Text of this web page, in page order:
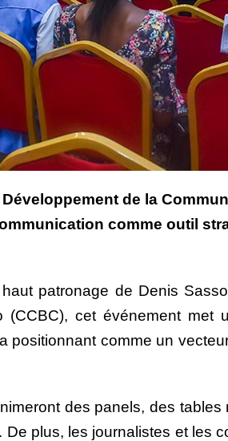
de la
comme outil
patronage de Denis
cet événement met
comme un
des panels, des
plus, les journalistes et les